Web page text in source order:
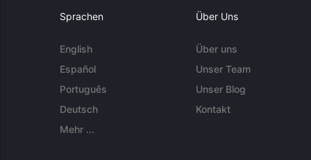
Sprachen
English
Español
Português
Deutsch
Mehr ...
Über Uns
Über uns
Unser Team
Unser Blog
Kontakt